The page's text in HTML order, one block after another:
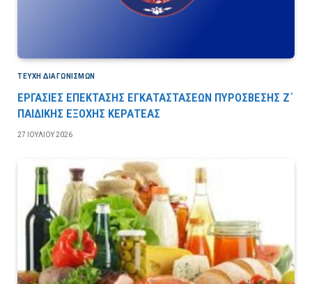
ΤΕΎΧΗ ΔΙΑΓΩΝΙΣΜΏΝ
ΕΡΓΑΣΙΕΣ ΕΠΕΚΤΑΣΗΣ ΕΓΚΑΤΑΣΤΑΣΕΩΝ ΠΥΡΟΣΒΕΣΗΣ Ζ΄
ΠΑΙΔΙΚΗΣ ΕΞΟΧΗΣ ΚΕΡΑΤΕΑΣ
27 ΙΟΥΛΊΟΥ 2026